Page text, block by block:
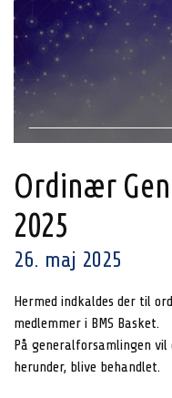
Ordinær
2025
26. maj 2025
Hermed indkaldes der til
medlemmer i BMS Basket.
På generalforsamlingen vil
herunder, blive behandlet.